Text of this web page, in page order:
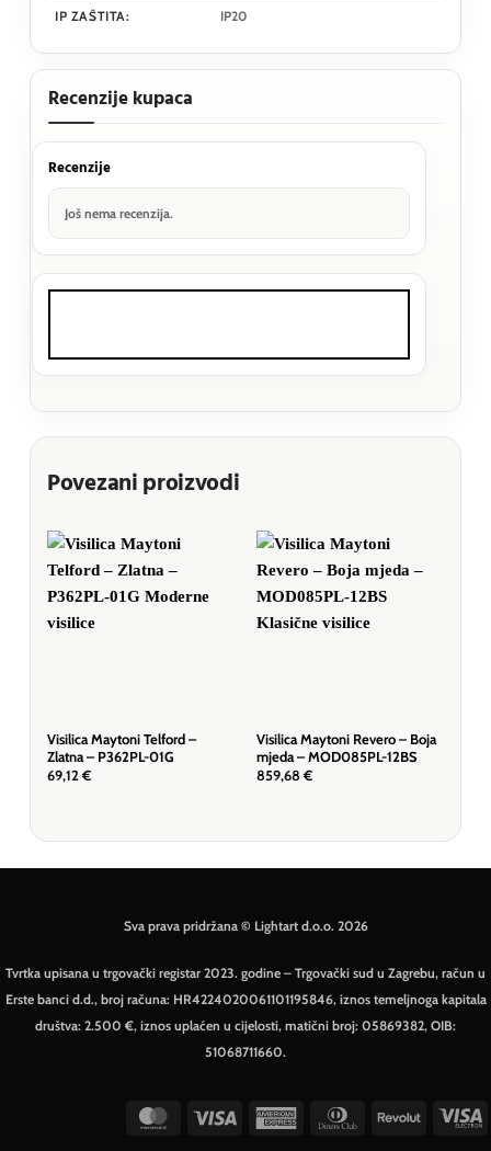
IP ZAŠTITA: IP20
Recenzije kupaca
Recenzije
Još nema recenzija.
Povezani proizvodi
Visilica Maytoni Telford –
Zlatna – P362PL-01G
69,12 €
Visilica Maytoni Revero – Boja
mjeda – MOD085PL-12BS
859,68 €
Sva prava pridržana © Lightart d.o.o. 2026
Tvrtka upisana u trgovački registar 2023. godine – Trgovački sud u Zagrebu, račun u
Erste banci d.d., broj računa: HR4224020061101195846, iznos temeljnoga kapitala
društva: 2.500 €, iznos uplaćen u cijelosti, matični broj: 05869382, OIB:
51068711660.
MasterCard
Visa
American
Dinners Revolut